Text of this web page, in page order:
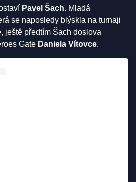
Pavel Šach. Mladá
se naposledy blýskla na turnaji
ještě předtím Šach doslova
Gate Daniela Vítovce.